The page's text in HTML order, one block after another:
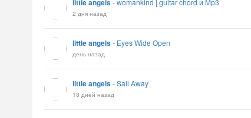
little angels-womankind | guitar chord и Mp3
2 дня назад
little angels- Eyes Wide Open
день назад
little angels-Sail Away
18 дней назад